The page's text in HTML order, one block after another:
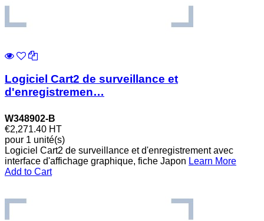
Logiciel Cart2 de surveillance et
d'enregistremen…
W348902-B
€2,271.40 HT
pour 1 unité(s)
Logiciel Cart2 de surveillance et d'enregistrement avec
interface d'affichage graphique, fiche Japon Learn More
Add to Cart